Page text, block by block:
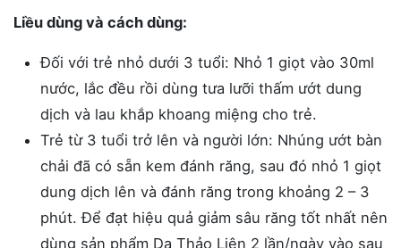
Liều dùng và cách dùng:
Đối với trẻ nhỏ dưới 3 tuổi: Nhỏ 1 giọt vào 30ml
nước, lắc đều rồi dùng tưa lưỡi thấm ướt dung
dịch và lau khắp khoang miệng cho trẻ.
Trẻ từ 3 tuổi trở lên và người lớn: Nhúng ướt bàn
chải đã có sẵn kem đánh răng, sau đó nhỏ 1 giọt
dung dịch lên và đánh răng trong khoảng 2 – 3
phút. Để đạt hiệu quả giảm sâu răng tốt nhất nên
dùng sản phẩm Dạ Thảo Liên 2 lần/ngày vào sau